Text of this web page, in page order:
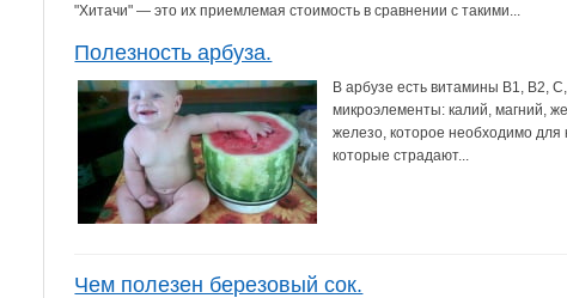
"Хитачи" — это их приемлемая стоимость в сравнении с такими...
Полезность арбуза.
В арбузе есть витамины B1, B2,
микроэлементы: калий, магний,
железо, которое необходимо
которые страдают...
Чем полезен березовый сок.